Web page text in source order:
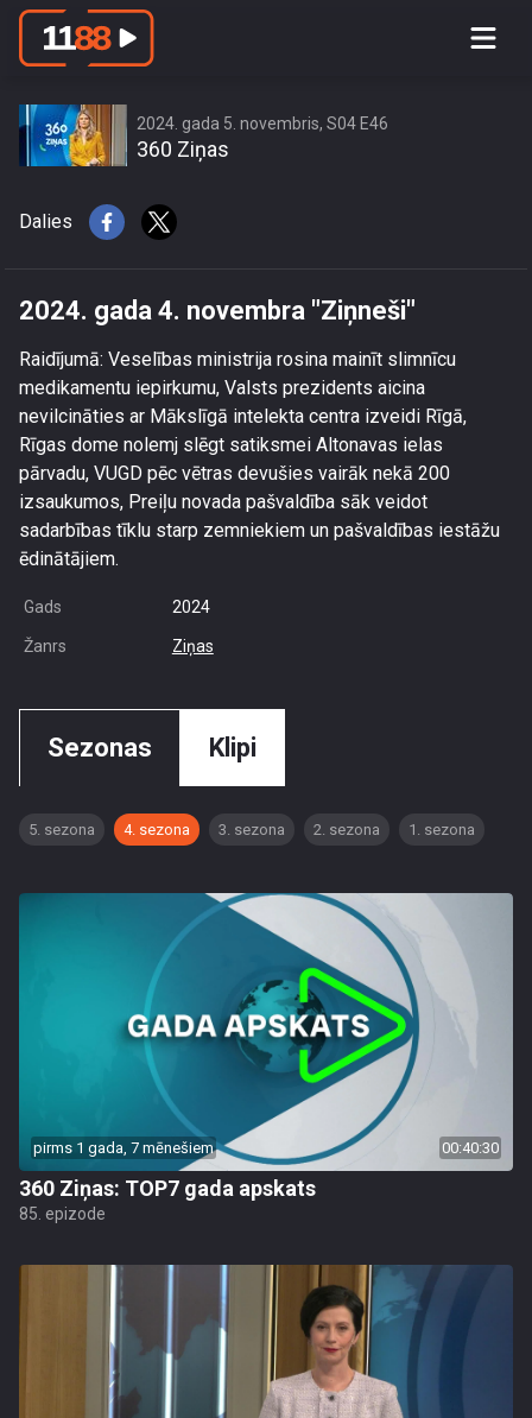
2024. gada 5. novembris, S04 E46
360 Ziņas
Dalies
2024. gada 4. novembra "Ziņneši"
Raidījumā: Veselības ministrija rosina mainīt slimnīcu
medikamentu iepirkumu, Valsts prezidents aicina
nevilcināties ar Mākslīgā intelekta centra izveidi Rīgā,
Rīgas dome nolemj slēgt satiksmei Altonavas ielas
pārvadu, VUGD pēc vētras devušies vairāk nekā 200
izsaukumos, Preiļu novada pašvaldība sāk veidot
sadarbības tīklu starp zemniekiem un pašvaldības iestāžu
ēdinātājiem.
Gads 2024
Žanrs Ziņas
Sezonas Klipi
5. sezona 4. sezona 3. sezona 2. sezona 1. sezona
pirms 1 gada, 7 mēnešiem 00:40:30
360 Ziņas: TOP7 gada apskats
85. epizode